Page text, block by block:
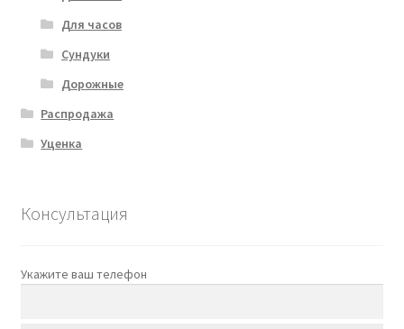
Для часов
Сундуки
Дорожные
Распродажа
Уценка
Консультация
Укажите ваш телефон